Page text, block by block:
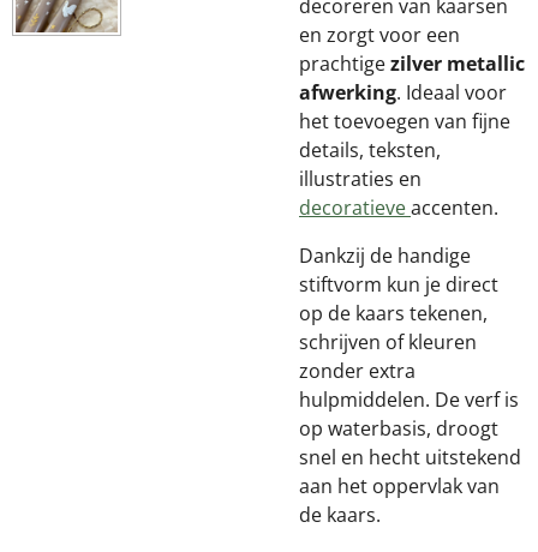
decoreren van kaarsen
en zorgt voor een
prachtigezilver metallic
afwerking. Ideaal voor
het toevoegen van fijne
details, teksten,
illustraties en
decoratieveaccenten.
Dankzij de handige
stiftvorm kun je direct
op de kaars tekenen,
schrijven of kleuren
zonder extra
hulpmiddelen. De verf is
op waterbasis, droogt
snel en hecht uitstekend
aan het oppervlak van
de kaars.